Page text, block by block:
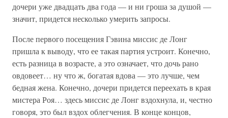
дочери уже двадцать два года — и ни гроша за душой —
значит, придется несколько умерить запросы.
После первого посещения Гэвина миссис де Лонг
пришла к выводу, что ее такая партия устроит. Конечно,
есть разница в возрасте, а это означает, что дочь рано
овдовеет… ну что ж, богатая вдова — это лучше, чем
бедная жена. Конечно, дочери придется переехать в края
мистера Роя… здесь миссис де Лонг вздохнула, и, честно
говоря, это был вздох облегчения. В конце концов,